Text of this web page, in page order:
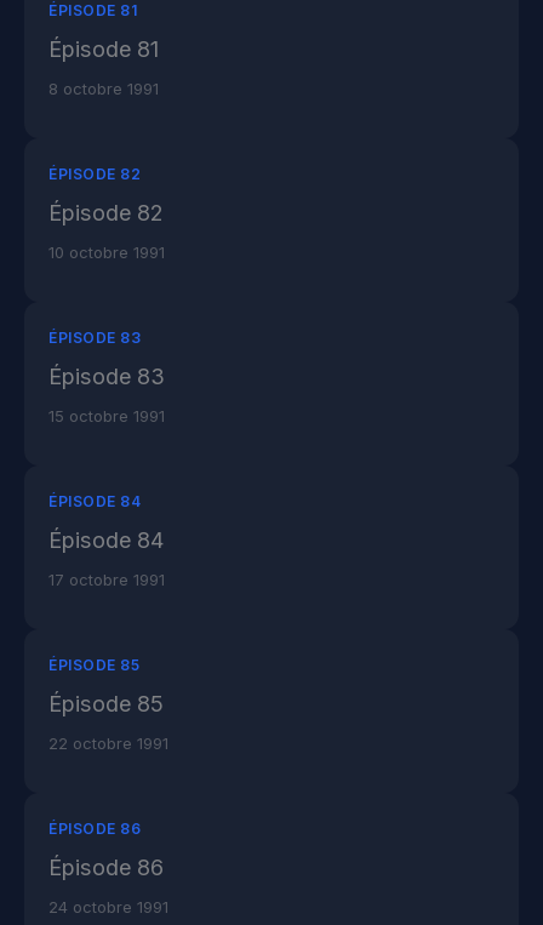
ÉPISODE 81
Épisode 81
8 octobre 1991
ÉPISODE 82
Épisode 82
10 octobre 1991
ÉPISODE 83
Épisode 83
15 octobre 1991
ÉPISODE 84
Épisode 84
17 octobre 1991
ÉPISODE 85
Épisode 85
22 octobre 1991
ÉPISODE 86
Épisode 86
24 octobre 1991